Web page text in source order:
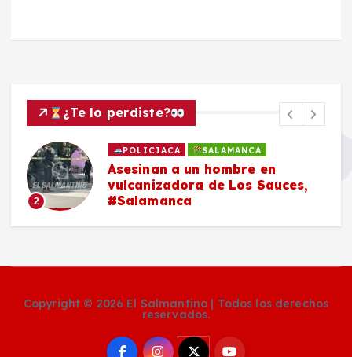
¿Te lo perdiste?
2
POLICIACA SALAMANCA
Asesinan a un hombre en
vulcanizadora de Los Sauces,
#Salamanca
Copyright © 2026 El Salmantino | Todos los derechos
reservados.